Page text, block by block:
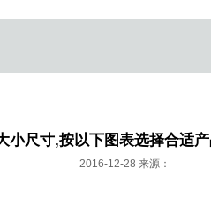
小尺寸,按以下图表选择合适
2016-12-28 来源：